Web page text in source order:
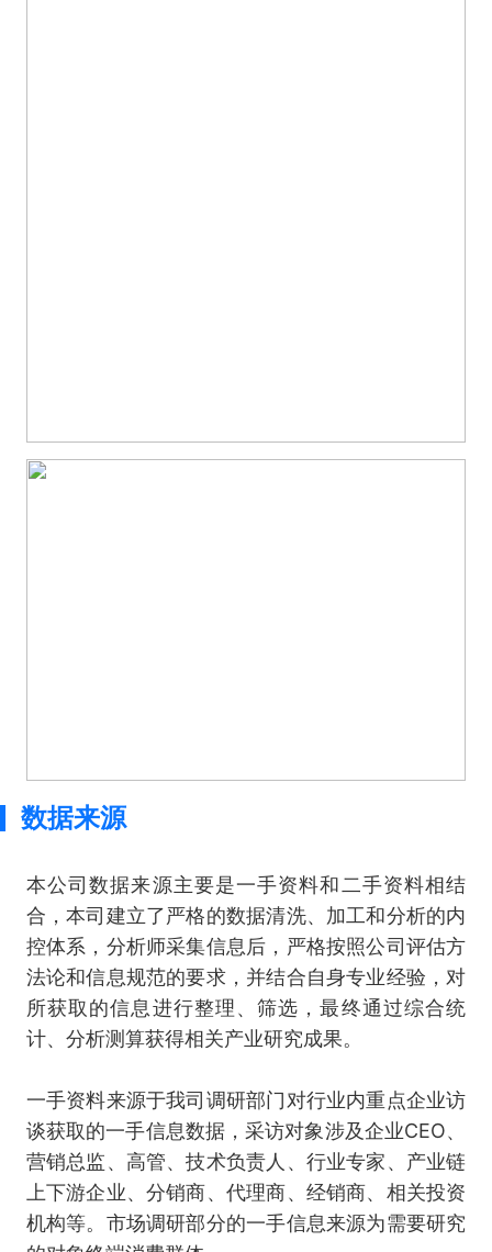
数据来源
本公司数据来源主要是一手资料和二手资料相结
合，本司建立了严格的数据清洗、加工和分析的内
控体系，分析师采集信息后，严格按照公司评估方
法论和信息规范的要求，并结合自身专业经验，对
所获取的信息进行整理、筛选，最终通过综合统
计、分析测算获得相关产业研究成果。
一手资料来源于我司调研部门对行业内重点企业访
谈获取的一手信息数据，采访对象涉及企业CEO、
营销总监、高管、技术负责人、行业专家、产业链
上下游企业、分销商、代理商、经销商、相关投资
机构等。市场调研部分的一手信息来源为需要研究